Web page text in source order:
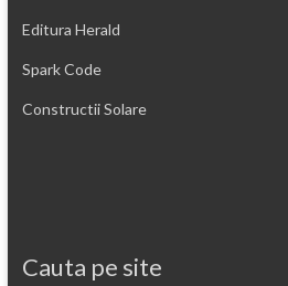
Editura Herald
Spark Code
Constructii Solare
Cauta pe site